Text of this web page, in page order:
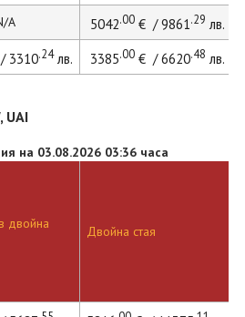
A 5042.00€ / 9861.29 лв.
3310.24лв. 3385.00€ / 6620.48 лв.
UAI
на 03.08.2026 03:36 часа
двойна
Двойна стая